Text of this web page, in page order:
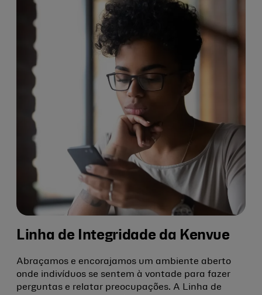
Linha de Integridade da Kenvue
Abraçamos e encorajamos um ambiente aberto
onde indivíduos se sentem à vontade para fazer
perguntas e relatar preocupações. A Linha de